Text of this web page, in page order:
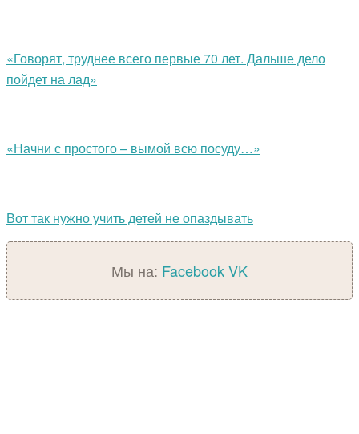
«Говорят, труднее всего первые 70 лет. Дальше дело
пойдет на лад»
«Начни с простого – вымой всю посуду…»
Вот так нужно учить детей не опаздывать
Мы на: FacebookVK